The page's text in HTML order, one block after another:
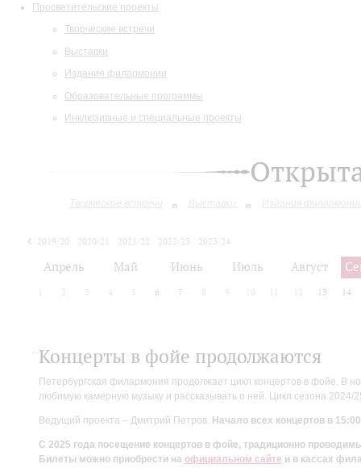
Просветительские проекты
Творческие встречи
Выставки
Издания филармонии
Образовательные программы
Инклюзивные и специальные проекты
Творческие встречи Выставки Издания
2019/20 2020/21 2021/22 2022/23
2023/24
Апрель Май Июнь Июль Август
2 3 4 5 6 7 8 9 10 12 13 14
Концерты в фойе продолжаются
Петербургская филармония продолжает цикл концертов в фойе. В
любимую камерную музыку и рассказывать о ней. Цикл сезона
Ведущий проекта – Дмитрий Петров. Начало всех концертов в
С 2025 года посещение концертов в фойе, традиционно
Билеты можно приобрести на официальном сайте и в кассах